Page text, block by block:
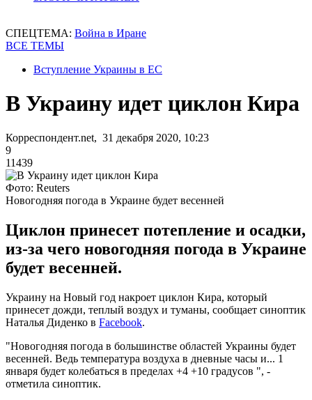
СПЕЦТЕМА: Война в Иране
ВСЕ ТЕМЫ
Вступление Украины в ЕС
В Украину идет циклон Кира
Корреспондент.net, 31 декабря 2020, 10:23
9
11439
Фото: Reuters
Новогодняя погода в Украине будет весенней
Циклон принесет потепление и осадки,
из-за чего новогодняя погода в Украине
будет весенней.
Украину на Новый год накроет циклон Кира, который
принесет дожди, теплый воздух и туманы, сообщает синоптик
Наталья Диденко в Facebook.
"Новогодняя погода в большинстве областей Украины будет
весенней. Ведь температура воздуха в дневные часы и... 1
января будет колебаться в пределах +4 +10 градусов ", -
отметила синоптик.